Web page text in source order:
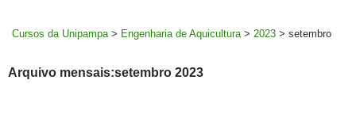
Cursos da Unipampa > Engenharia de Aquicultura > 2023 > setembro
Arquivo mensais:setembro 2023